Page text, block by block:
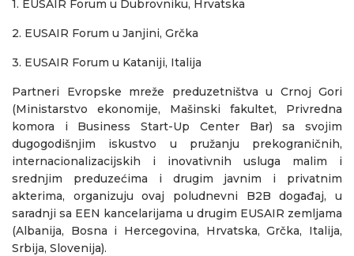
1. EUSAIR Forum u Dubrovniku, Hrvatska
2. EUSAIR Forum u Janjini, Grčka
3. EUSAIR Forum u Kataniji, Italija
Partneri Evropske mreže preduzetništva u Crnoj Gori
(Ministarstvo ekonomije, Mašinski fakultet, Privredna
komora i Business Start-Up Center Bar) sa svojim
dugogodišnjim iskustvo u pružanju prekograničnih,
internacionalizacijskih i inovativnih usluga malim i
srednjim preduzećima i drugim javnim i privatnim
akterima, organizuju ovaj poludnevni B2B događaj, u
saradnji sa EEN kancelarijama u drugim EUSAIR zemljama
(Albanija, Bosna i Hercegovina, Hrvatska, Grčka, Italija,
Srbija, Slovenija).